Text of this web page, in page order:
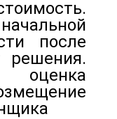
после
решения.
оценка